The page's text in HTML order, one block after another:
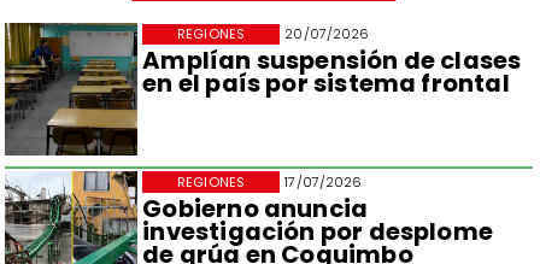
20/07/2026
Amplían suspensión de clases
en el país por sistema frontal
REGIONES
17/07/2026
Gobierno anuncia
investigación por desplome
de grúa en Coquimbo
REGIONES